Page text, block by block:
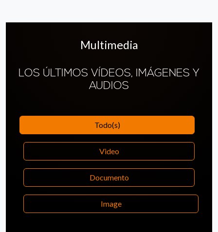
Multimedia
LOS ÚLTIMOS VÍDEOS, IMÁGENES Y
AUDIOS
Todo(s)
Video
Documento
Image